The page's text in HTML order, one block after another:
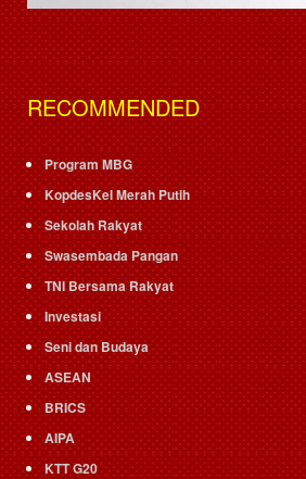
RECOMMENDED
Program MBG
KopdesKel Merah Putih
Sekolah Rakyat
Swasembada Pangan
TNI Bersama Rakyat
Investasi
Seni dan Budaya
ASEAN
BRICS
AIPA
KTT G20